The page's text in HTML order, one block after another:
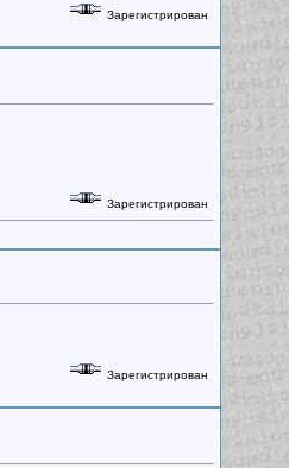
Зарегистрирован
Зарегистрирован
Зарегистрирован